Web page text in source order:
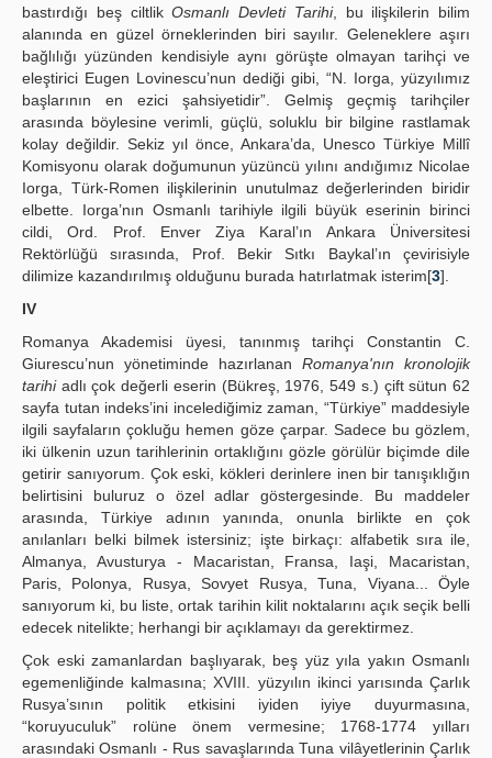
bastırdığı beş ciltlikOsmanlı Devleti Tarihi, bu ilişkilerin bilim
alanında en güzel örneklerinden biri sayılır. Geleneklere aşırı
bağlılığı yüzünden kendisiyle aynı görüşte olmayan tarihçi ve
eleştirici Eugen Lovinescu’nun dediği gibi, “N. Iorga, yüzyılımız
başlarının en ezici şahsiyetidir”. Gelmiş geçmiş tarihçiler
arasında böylesine verimli, güçlü, soluklu bir bilgine rastlamak
kolay değildir. Sekiz yıl önce, Ankara’da, Unesco Türkiye Millî
Komisyonu olarak doğumunun yüzüncü yılını andığımız Nicolae
Iorga, Türk-Romen ilişkilerinin unutulmaz değerlerinden biridir
elbette. Iorga’nın Osmanlı tarihiyle ilgili büyük eserinin birinci
cildi, Ord. Prof. Enver Ziya Karal’ın Ankara Üniversitesi
Rektörlüğü sırasında, Prof. Bekir Sıtkı Baykal’ın çevirisiyle
dilimize kazandırılmış olduğunu burada hatırlatmak isterim[3].
IV
Romanya Akademisi üyesi, tanınmış tarihçi Constantin C.
Giurescu’nun yönetiminde hazırlanan Romanya'nın kronolojik
tarihiadlı çok değerli eserin (Bükreş, 1976, 549 s.) çift sütun 62
sayfa tutan indeks’ini incelediğimiz zaman, “Türkiye” maddesiyle
ilgili sayfaların çokluğu hemen göze çarpar. Sadece bu gözlem,
iki ülkenin uzun tarihlerinin ortaklığını gözle görülür biçimde dile
getirir sanıyorum. Çok eski, kökleri derinlere inen bir tanışıklığın
belirtisini buluruz o özel adlar göstergesinde. Bu maddeler
arasında, Türkiye adının yanında, onunla birlikte en çok
anılanları belki bilmek istersiniz; işte birkaçı: alfabetik sıra ile,
Almanya, Avusturya - Macaristan, Fransa, Iaşi, Macaristan,
Paris, Polonya, Rusya, Sovyet Rusya, Tuna, Viyana... Öyle
sanıyorum ki, bu liste, ortak tarihin kilit noktalarını açık seçik belli
edecek nitelikte; herhangi bir açıklamayı da gerektirmez.
Çok eski zamanlardan başlıyarak, beş yüz yıla yakın Osmanlı
egemenliğinde kalmasına; XVIII. yüzyılın ikinci yarısında Çarlık
Rusya’sının politik etkisini iyiden iyiye duyurmasına,
“koruyuculuk” rolüne önem vermesine; 1768-1774 yılları
arasındaki Osmanlı - Rus savaşlarında Tuna vilâyetlerinin Çarlık